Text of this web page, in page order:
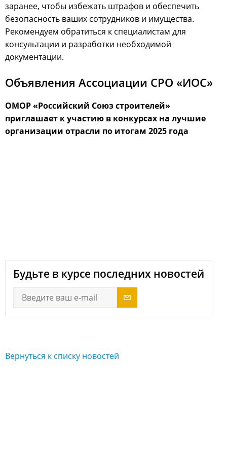
заранее, чтобы избежать штрафов и обеспечить
безопасность ваших сотрудников и имущества.
Рекомендуем обратиться к специалистам для
консультации и разработки необходимой
документации.
Объявления Ассоциации СРО «ИОС»
ОМОР «Российский Союз строителей»
приглашает к участию в конкурсах на лучшие
организации отрасли по итогам 2025 года
Будьте в курсе последних новостей
Вернуться к списку новостей